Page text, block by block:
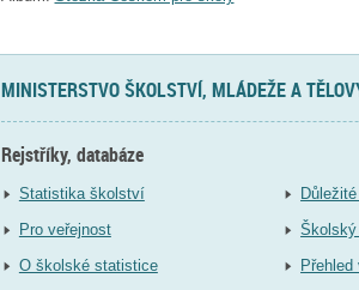
MINISTERSTVO ŠKOLSTVÍ, MLÁDEŽE A
Rejstříky, databáze
Statistika školství
Pro veřejnost
O školské statistice